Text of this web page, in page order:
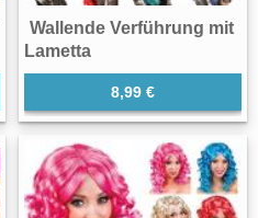
Wallende Verführung mit
Lametta
8,99 €